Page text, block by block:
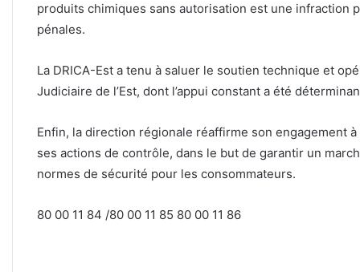
produits chimiques sans autorisation est une infraction
pénales.
La DRICA-Est a tenu à saluer le soutien technique et
Judiciaire de l’Est, dont l’appui constant a été
Enfin, la direction régionale réaffirme son engagement
ses actions de contrôle, dans le but de garantir un
normes de sécurité pour les consommateurs.
80 00 11 84 /80 00 11 85 80 00 11 86